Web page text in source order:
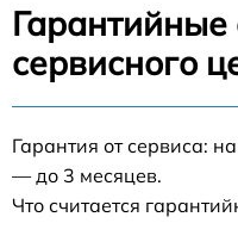
Гарантийные
сервисного
Гарантия от сервиса:
— до 3 месяцев.
Что считается